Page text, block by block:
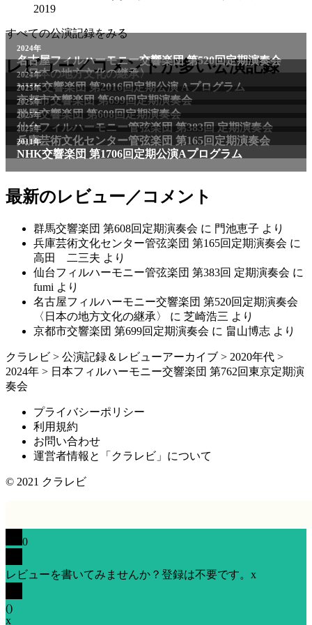
2019
すべての公演記録をみる
レビュー／コメントが多い公演記録
最新のレビュー／コメント
群馬交響楽団 第608回定期演奏会 に 門池恵子 より
兵庫芸術文化センター管弦楽団 第165回定期演奏会 に
高田 二三夫 より
仙台フィルハーモニー管弦楽団 第383回 定期演奏会 に
fumi より
名古屋フィルハーモニー交響楽団 第520回定期演奏会
〈日本の地方文化の継承〉
に 芝崎浩三 より
京都市交響楽団 第699回定期演奏会 に 畠山博志 より
クラレビ > 公演記録＆レビューアーカイブ > 2020年代 >
2024年 > 日本フィルハーモニー交響楽団 第762回東京定期演
奏会
プライバシーポリシー
利用規約
お問い合わせ
運営者情報と「クラレビ」について
© 2021 クラレビ
0
レビューを書いてみませんか？登録は不要です。 x
()
x